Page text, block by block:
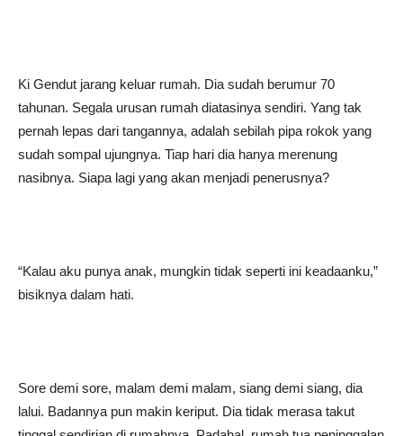
Ki Gendut jarang keluar rumah. Dia sudah berumur 70
tahunan. Segala urusan rumah diatasinya sendiri. Yang tak
pernah lepas dari tangannya, adalah sebilah pipa rokok yang
sudah sompal ujungnya. Tiap hari dia hanya merenung
nasibnya. Siapa lagi yang akan menjadi penerusnya?
“Kalau aku punya anak, mungkin tidak seperti ini keadaanku,”
bisiknya dalam hati.
Sore demi sore, malam demi malam, siang demi siang, dia
lalui. Badannya pun makin keriput. Dia tidak merasa takut